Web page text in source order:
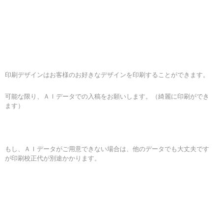
印刷デザインはお客様のお好きなデザインを印刷することができます。
可能な限り、ＡＩデータでの入稿をお願いします。（綺麗に印刷ができ
ます）
もし、ＡＩデータがご用意できない場合は、他のデータでも大丈夫です
が印刷校正代が別途かかります。